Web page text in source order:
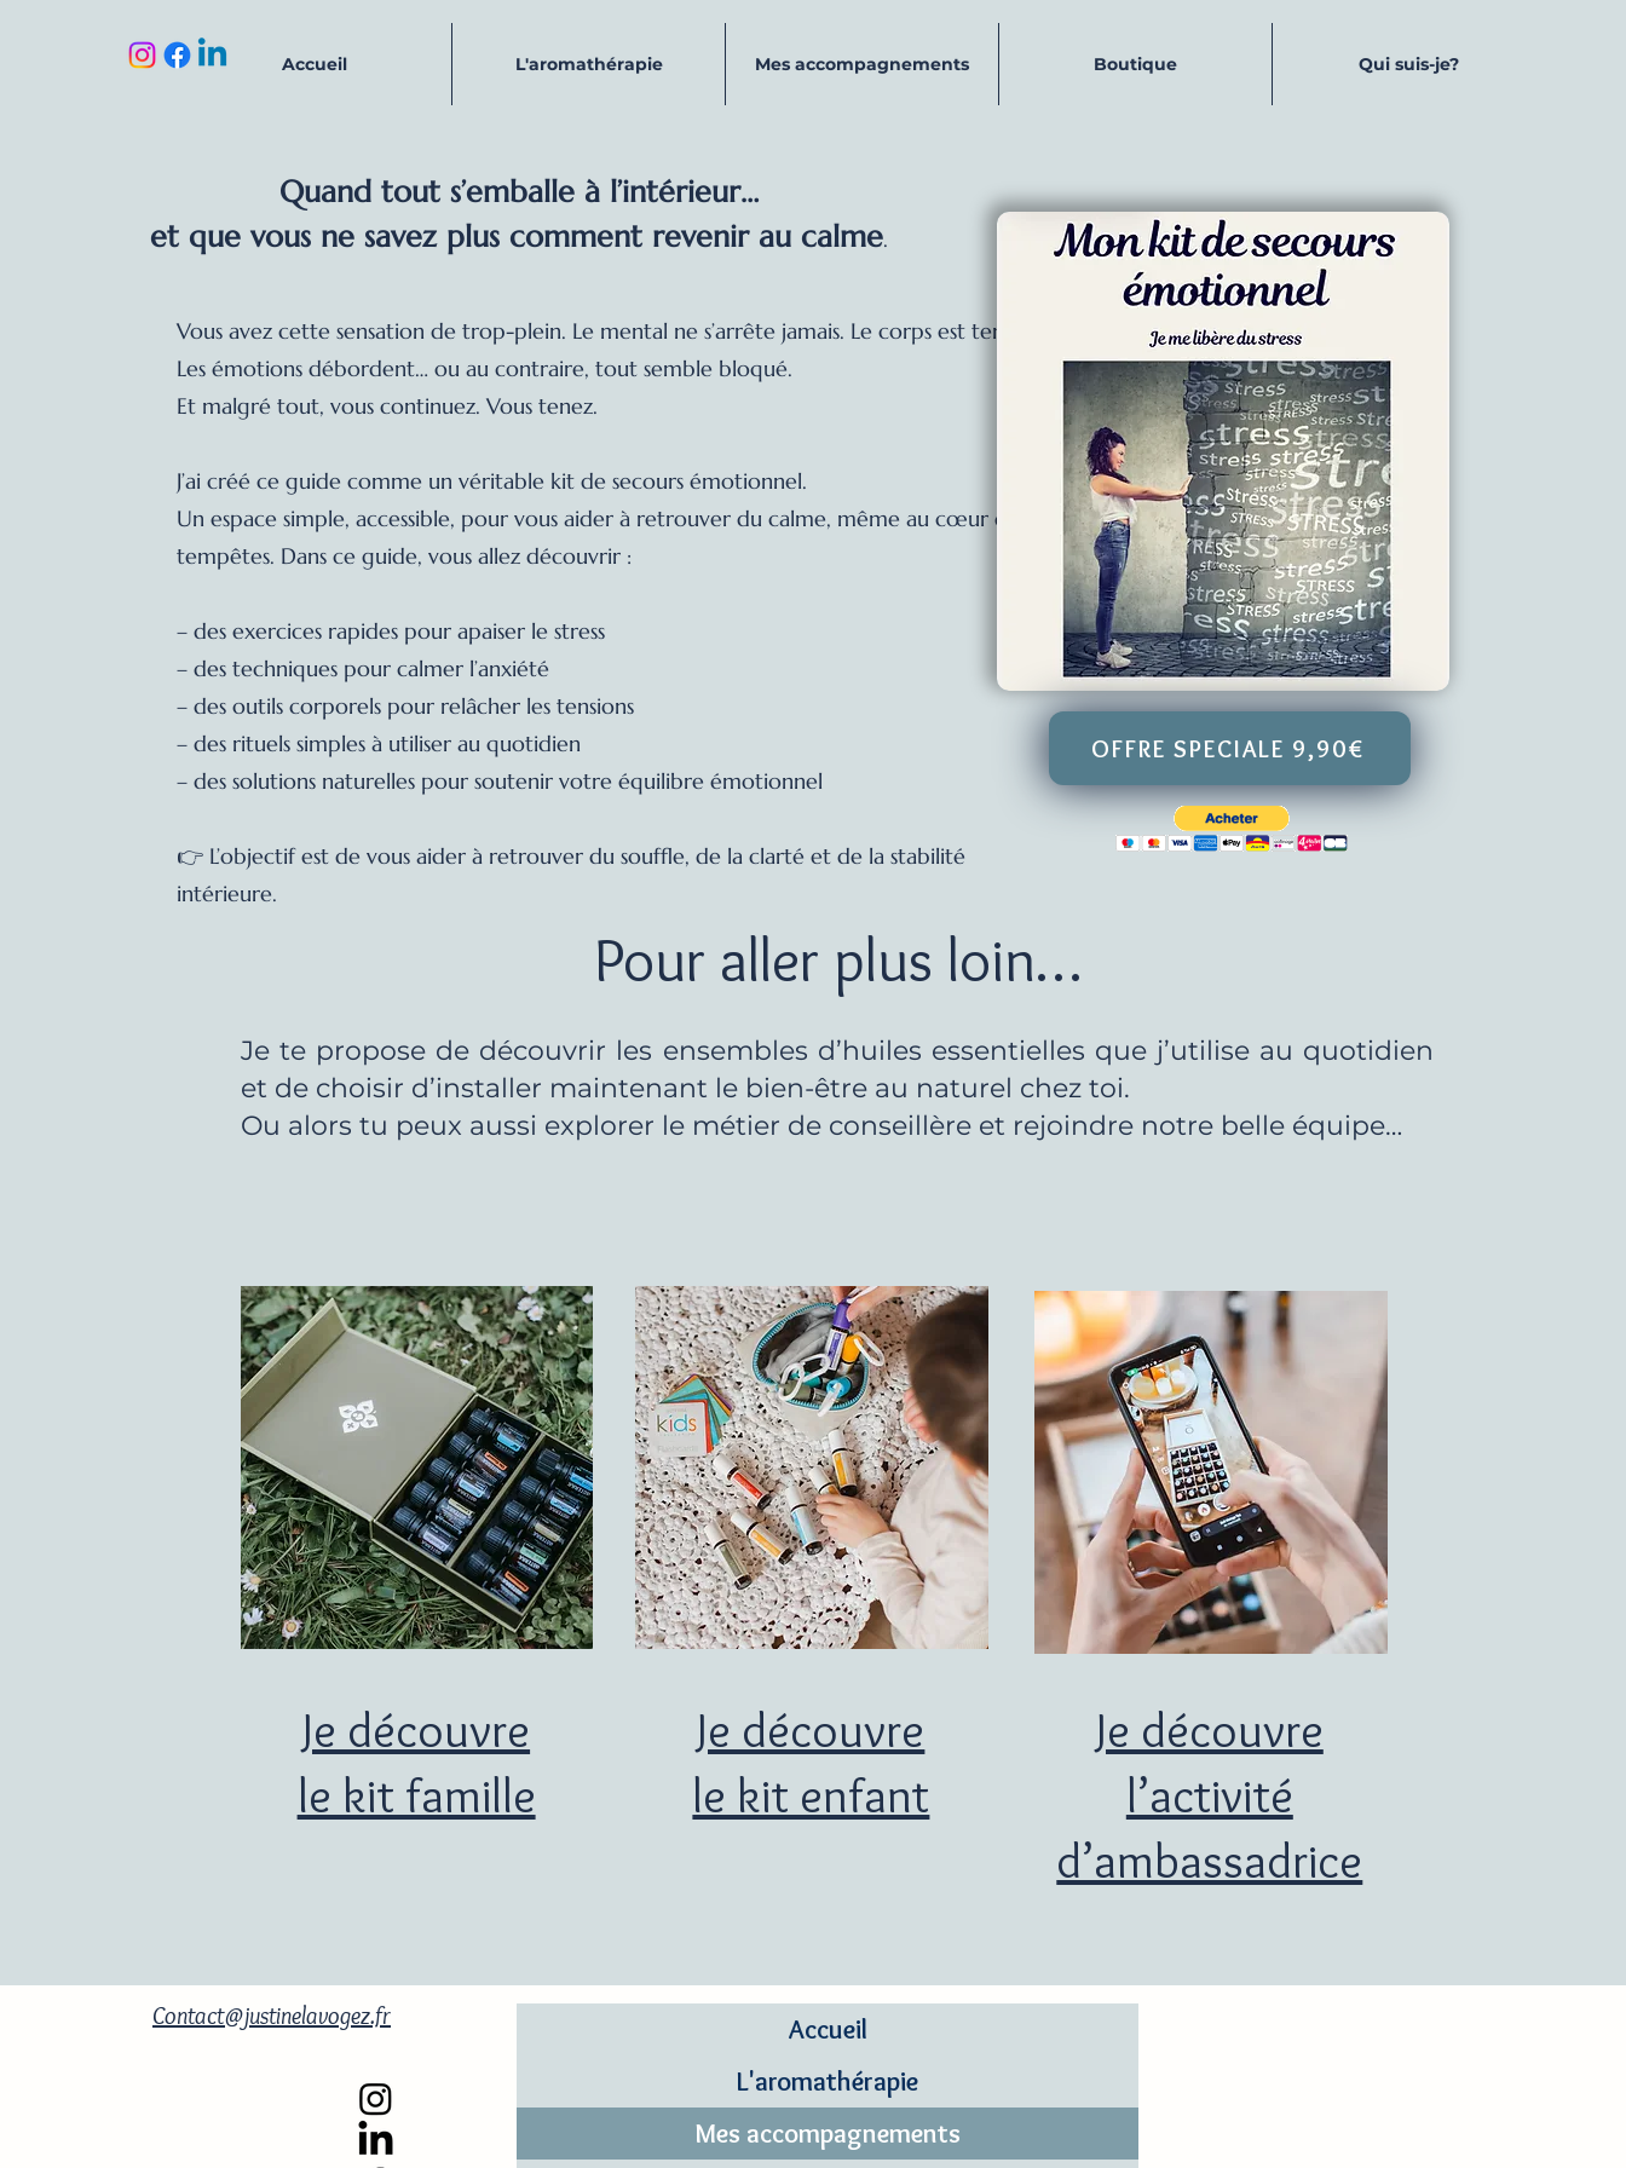
Accueil L'aromathérapie Mes accompagnements Boutique Qui suis-je?
Vous avez cette sensation de trop-plein. Le mental ne s’arrête jamais. Le corps est tendu.
Les émotions débordent… ou au contraire, tout semble bloqué.
Et malgré tout, vous continuez. Vous tenez.
J’ai créé ce guide comme un véritable kit de secours émotionnel.
Un espace simple, accessible, pour vous aider à retrouver du calme, même au cœur des
tempêtes. Dans ce guide, vous allez découvrir :
– des exercices rapides pour apaiser le stress
– des techniques pour calmer l’anxiété
– des outils corporels pour relâcher les tensions
– des rituels simples à utiliser au quotidien
– des solutions naturelles pour soutenir votre équilibre émotionnel
👉 L’objectif est de vous aider à retrouver du souffle, de la clarté et de la stabilité
intérieure.​
OFFRE SPECIALE 9,90€
Pour aller plus loin…
Je te propose de découvrir les ensembles d’huiles essentielles que j’utilise au quotidien
et de choisir d’installer maintenant le bien-être au naturel chez toi.
Ou alors tu peux aussi explorer le métier de conseillère et rejoindre notre belle équipe…
Quand tout s’emballe à l’intérieur…
et que vous ne savez plus comment revenir au calme.
Je découvre
le kit famille
Je découvre
le kit enfant
Je découvre
l’activité
d’ambassadrice
Contact@justinelavogez.fr
Accueil
L'aromathérapie
Mes accompagnements